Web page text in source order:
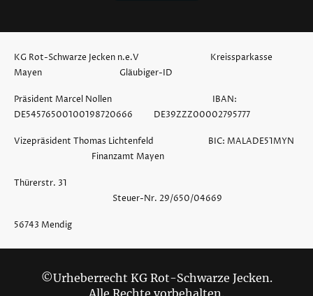
KG Rot-Schwarze Jecken n.e.V Kreissparkasse
Mayen Gläubiger-ID
Präsident Marcel Nollen IBAN:
DE54576500100198720666 DE39ZZZ00002795777
Vizepräsident Thomas Lichtenfeld BIC: MALADE51MYN
Finanzamt Mayen
Thürerstr. 31
Steuer-Nr. 29/650/04669
56743 Mendig
©Urheberrecht KG Rot-Schwarze Jecken.